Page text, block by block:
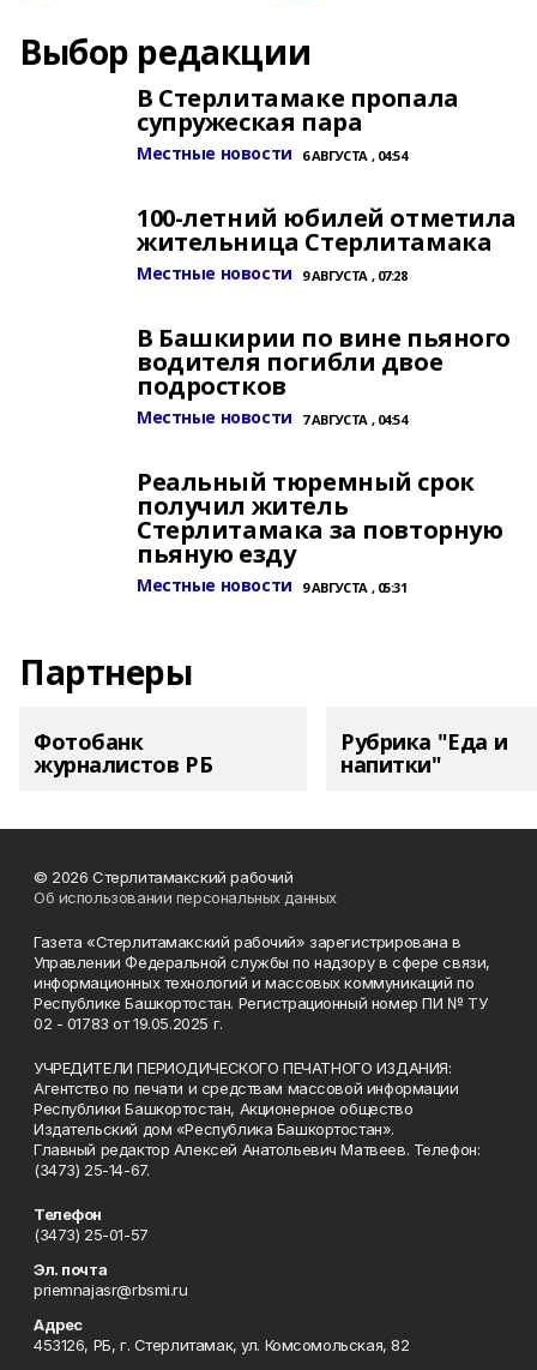
Выбор редакции
В Стерлитамаке пропала
супружеская пара
Местные новости 6 АВГУСТА , 04:54
100-летний юбилей отметила
жительница Стерлитамака
Местные новости 9 АВГУСТА , 07:28
В Башкирии по вине пьяного
водителя погибли двое
подростков
Местные новости 7 АВГУСТА , 04:54
Реальный тюремный срок
получил житель
Стерлитамака за повторную
пьяную езду
Местные новости 9 АВГУСТА , 05:31
Партнеры
Фотобанк
журналистов РБ
Рубрика "Еда и
напитки"
© 2026 Стерлитамакский рабочий
Об использовании персональных данных
Газета «Стерлитамакский рабочий» зарегистрирована в
Управлении Федеральной службы по надзору в сфере связи,
информационных технологий и массовых коммуникаций по
Республике Башкортостан. Регистрационный номер ПИ № ТУ
02 - 01783 от 19.05.2025 г.
УЧРЕДИТЕЛИ ПЕРИОДИЧЕСКОГО ПЕЧАТНОГО ИЗДАНИЯ:
Агентство по печати и средствам массовой информации
Республики Башкортостан, Акционерное общество
Издательский дом «Республика Башкортостан».
Главный редактор Алексей Анатольевич Матвеев. Телефон:
(3473) 25-14-67.
Телефон
(3473) 25-01-57
Эл. почта
priemnajasr@rbsmi.ru
Адрес
453126, РБ, г. Стерлитамак, ул. Комсомольская, 82